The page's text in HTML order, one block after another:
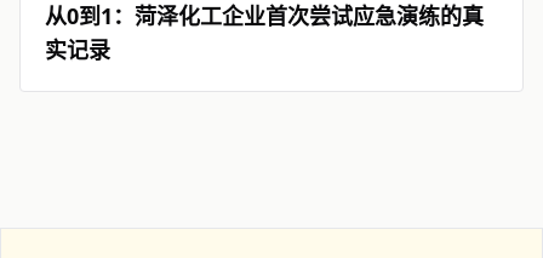
从0到1：菏泽化工企业首次尝试应急演练的真
实记录